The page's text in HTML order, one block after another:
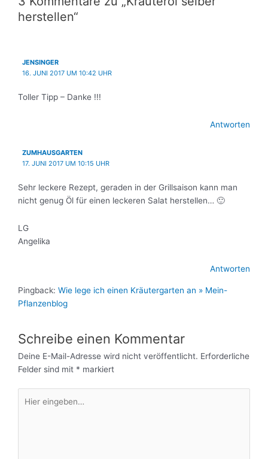
herstellen“
JENSINGER
16. JUNI 2017 UM 10:42 UHR
Toller Tipp – Danke !!!
Antworten
ZUMHAUSGARTEN
17. JUNI 2017 UM 10:15 UHR
Sehr leckere Rezept, geraden in der Grillsaison kann man
nicht genug Öl für einen leckeren Salat herstellen… 🙂
LG
Angelika
Antworten
Pingback: Wie lege ich einen Kräutergarten an » Mein-
Pflanzenblog
Schreibe einen Kommentar
Deine E-Mail-Adresse wird nicht veröffentlicht. Erforderliche
Felder sind mit * markiert
eingeben…